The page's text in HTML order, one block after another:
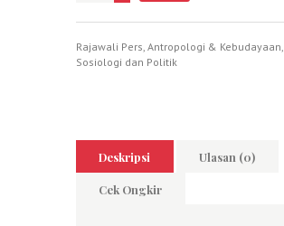
Rajawali Pers, Antropologi & Kebudayaan,
Sosiologi dan Politik
Deskripsi Ulasan (0)
Cek Ongkir